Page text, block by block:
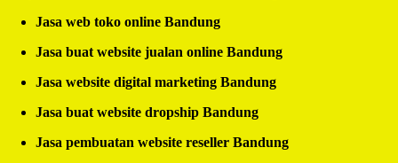
Jasa web toko online Bandung
Jasa buat website jualan online Bandung
Jasa website digital marketing Bandung
Jasa buat website dropship Bandung
Jasa pembuatan website reseller Bandung